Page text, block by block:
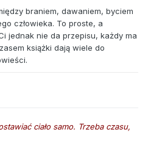
braniem, dawaniem, byciem
człowieka. To proste, a
jednak nie da przepisu, każdy ma
książki dają wiele do
ciało samo. Trzeba czasu,